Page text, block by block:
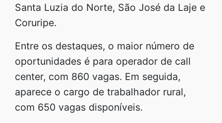
Santa Luzia do Norte, São José da Laje e
Coruripe.
Entre os destaques, o maior número de
oportunidades é para operador de call
center, com 860 vagas. Em seguida,
aparece o cargo de trabalhador rural,
com 650 vagas disponíveis.